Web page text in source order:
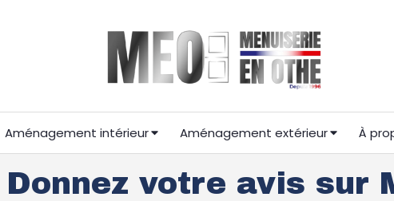
Aménagement intérieur Aménagement extérieur À
Donnez votre avis sur